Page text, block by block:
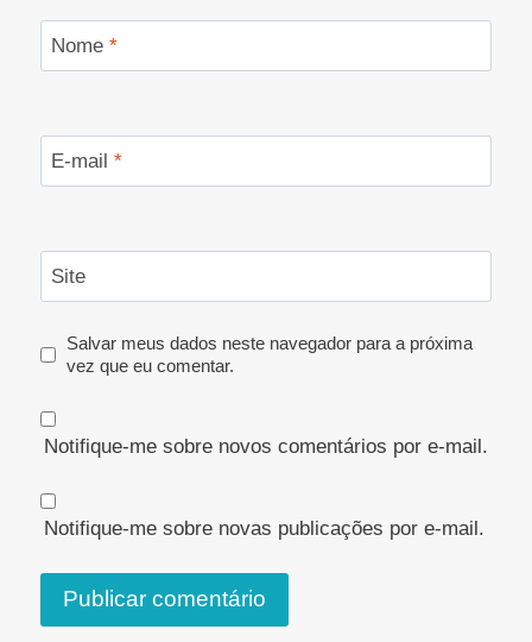
Nome *
E-mail *
Site
Salvar meus dados neste navegador para a próxima
vez que eu comentar.
Notifique-me sobre novos comentários por e-mail.
Notifique-me sobre novas publicações por e-mail.